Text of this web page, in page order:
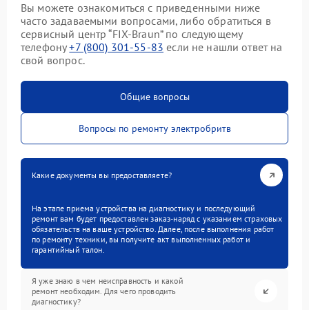
Вы можете ознакомиться с приведенными ниже
часто задаваемыми вопросами, либо обратиться в
сервисный центр “FIX-Braun” по следующему
телефону+7 (800) 301-55-83 если не нашли ответ на
свой вопрос.
Общие вопросы
Вопросы по ремонту электробритв
Какие документы вы предоставляете?
На этапе приема устройства на диагностику и последующий
ремонт вам будет предоставлен заказ-наряд с указанием страховых
обязательств на ваше устройство. Далее, после выполнения работ
по ремонту техники, вы получите акт выполненных работ и
гарантийный талон.
Я уже знаю в чем неисправность и какой
ремонт необходим. Для чего проводить
диагностику?